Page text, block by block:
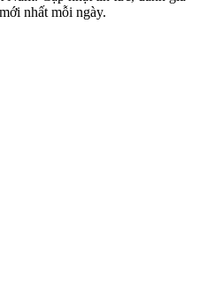
nhất mỗi ngày.